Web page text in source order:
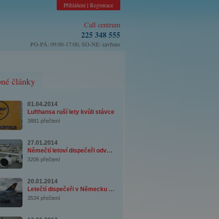
Přihlášení | Registrace
Call centrum
225 348 555
PO-PÁ: 09:00-17:00, SO-NE: zavřeno
články
01.04.2014
Lufthansa ruší lety kvůli stávce
3881 přečtení
27.01.2014
Němečtí letoví dispečeři odvolali hodinovou ...
3206 přečtení
20.01.2014
Letečtí dispečeři v Německu plánují na 29.1 ...
3534 přečtení